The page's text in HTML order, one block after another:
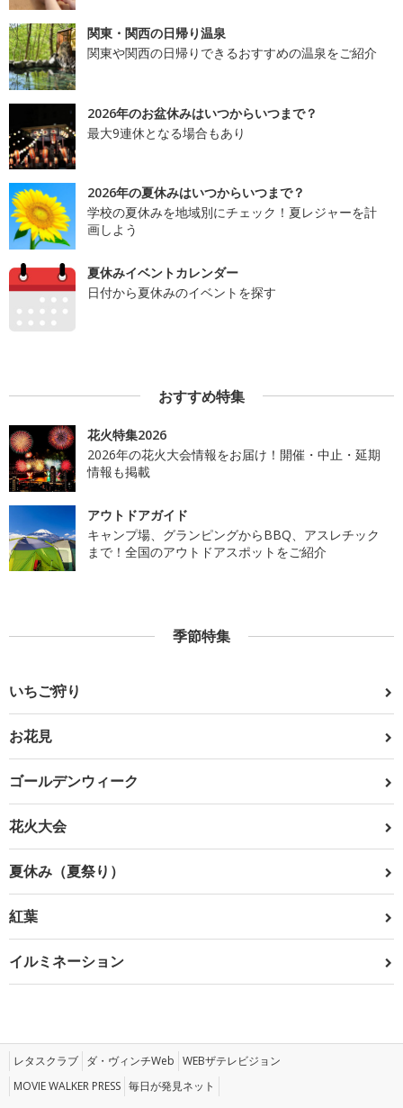
関東・関西の日帰り温泉
関東や関西の日帰りできるおすすめの温泉をご紹介
2026年のお盆休みはいつからいつまで？
最大9連休となる場合もあり
2026年の夏休みはいつからいつまで？
学校の夏休みを地域別にチェック！夏レジャーを計
画しよう
夏休みイベントカレンダー
日付から夏休みのイベントを探す
おすすめ特集
花火特集2026
2026年の花火大会情報をお届け！開催・中止・延期
情報も掲載
アウトドアガイド
キャンプ場、グランピングからBBQ、アスレチック
まで！全国のアウトドアスポットをご紹介
季節特集
いちご狩り
お花見
ゴールデンウィーク
花火大会
夏休み（夏祭り）
紅葉
イルミネーション
レタスクラブ ダ・ヴィンチWeb WEBザテレビジョン
MOVIE WALKER PRESS 毎日が発見ネット